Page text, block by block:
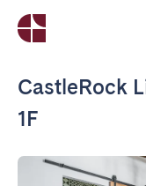
CastleRock
1F